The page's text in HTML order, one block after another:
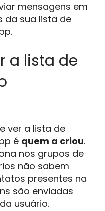
mensagens em
da sua lista de
a lista de
ver a lista de
é quem a criou.
nos grupos de
não sabem
presentes na
são enviadas
usuário.